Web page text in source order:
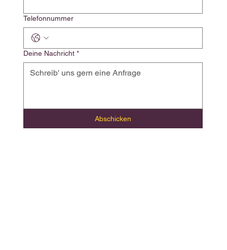
Telefonnummer
Deine Nachricht *
Abschicken